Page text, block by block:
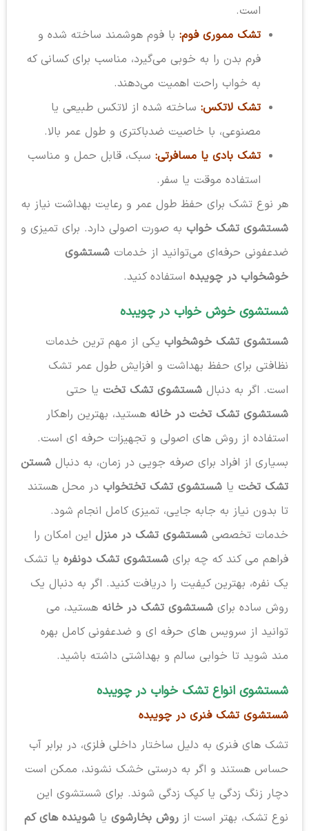
است.
تشک مموری فوم:با فوم هوشمند ساخته شده و
فرم بدن را به خوبی می‌گیرد، مناسب برای کسانی که
به خواب راحت اهمیت می‌دهند.
تشک لاتکس:ساخته شده از لاتکس طبیعی یا
مصنوعی، با خاصیت ضدباکتری و طول عمر بالا.
تشک بادی یا مسافرتی:سبک، قابل حمل و مناسب
استفاده موقت یا سفر.
هر نوع تشک برای حفظ طول عمر و رعایت بهداشت نیاز به
شستشوی تشک خواببه صورت اصولی دارد. برای تمیزی و
ضدعفونی حرفه‌ای می‌توانید از خدمات شستشوی
خوشخواب در چویبدهاستفاده کنید.
شستشوی خوش خواب در چویبده
شستشوی تشک خوشخوابیکی از مهم ترین خدمات
نظافتی برای حفظ بهداشت و افزایش طول عمر تشک
است. اگر به دنبال شستشوی تشک تختیا حتی
شستشوی تشک تخت در خانههستید، بهترین راهکار
استفاده از روش های اصولی و تجهیزات حرفه ای است.
بسیاری از افراد برای صرفه جویی در زمان، به دنبال شستن
تشک تختیا شستشوی تشک تختخوابدر محل هستند
تا بدون نیاز به جابه جایی، تمیزی کامل انجام شود.
خدمات تخصصی شستشوی تشک در منزلاین امکان را
فراهم می کند که چه برای شستشوی تشک دونفرهیا تشک
یک نفره، بهترین کیفیت را دریافت کنید. اگر به دنبال یک
روش ساده برای شستشوی تشک در خانههستید، می
توانید از سرویس های حرفه ای و ضدعفونی کامل بهره
مند شوید تا خوابی سالم و بهداشتی داشته باشید.
شستشوی انواع تشک خواب در چویبده
شستشوی تشک فنری در چویبده
تشک های فنری به دلیل ساختار داخلی فلزی، در برابر آب
حساس هستند و اگر به درستی خشک نشوند، ممکن است
دچار زنگ زدگی یا کپک زدگی شوند. برای شستشوی این
نوع تشک، بهتر است از روش بخارشوییا شوینده های کم